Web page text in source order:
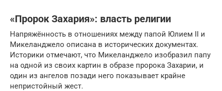
«Пророк Захария»: власть религии
Напряжённость в отношениях между папой Юлием II и
Микеланджело описана в исторических документах.
Историки отмечают, что Микеланджело изобразил папу
на одной из своих картин в образе пророка Захарии, и
один из ангелов позади него показывает крайне
непристойный жест.